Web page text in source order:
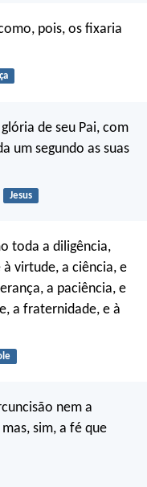
pois, os fixaria
de seu Pai, com
um segundo as suas
Jesus
toda a diligência,
virtude, a ciência, e
a paciência, e
a fraternidade, e à
nem a
sim, a fé que